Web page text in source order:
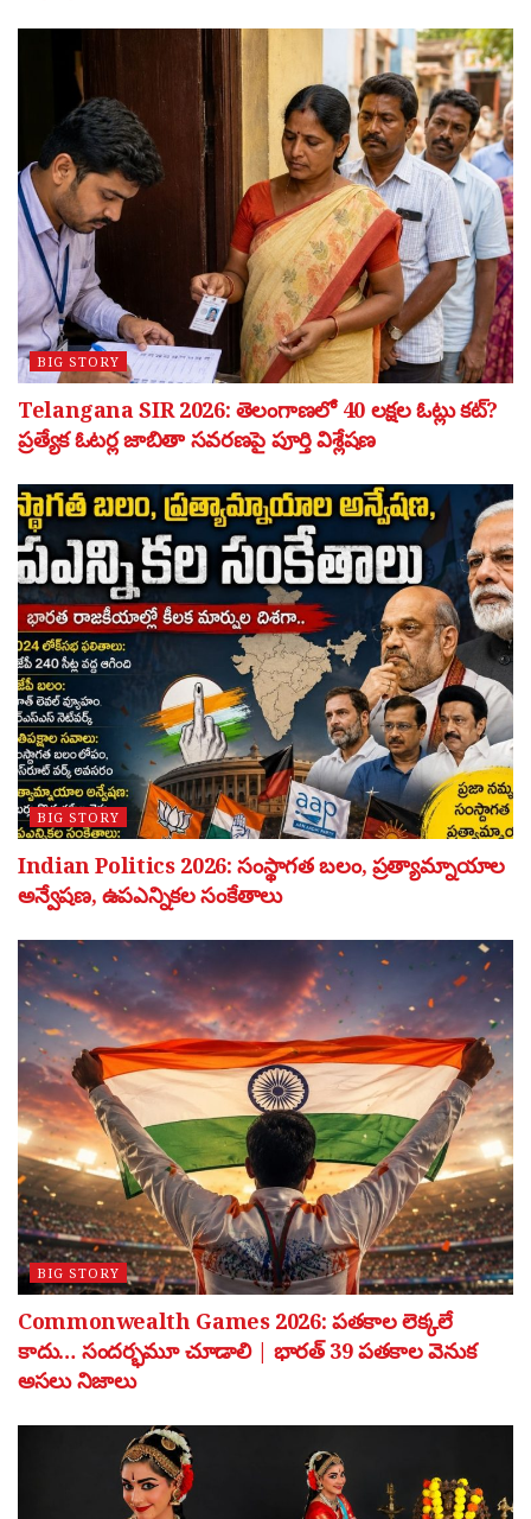
BIG STORY
Telangana SIR 2026: తెలంగాణలో 40 లక్షల ఓట్లు కట్?
ప్రత్యేక ఓటర్ల జాబితా సవరణపై పూర్తి విశ్లేషణ
BIG STORY
Indian Politics 2026: సంస్థాగత బలం, ప్రత్యామ్నాయాల
అన్వేషణ, ఉపఎన్నికల సంకేతాలు
BIG STORY
Commonwealth Games 2026: పతకాల లెక్కలే
కాదు… సందర్భమూ చూడాలి | భారత్ 39 పతకాల వెనుక
అసలు నిజాలు